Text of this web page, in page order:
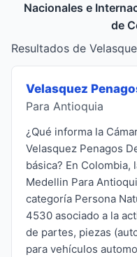
Nacionales e
de
Resultados de
Velasquez
Para Antioquia
¿Qué informa la
Velasquez Penagos
básica? En Colombia,
Medellin Para
categoría Persona
4530 asociado a la
de partes, piezas
para vehículos